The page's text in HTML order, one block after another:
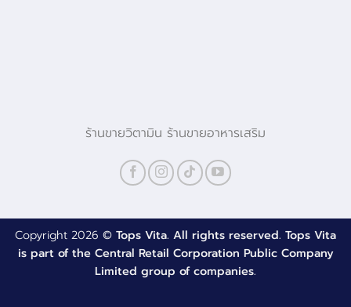
ร้านขายวิตามิน ร้านขายอาหารเสริม
Copyright 2026 © Tops Vita. All rights reserved. Tops Vita
is part of the Central Retail Corporation Public Company
Limited group of companies.